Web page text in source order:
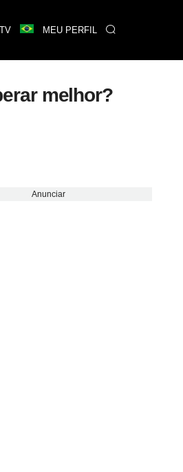
MEU PERFIL
melhor?
Anunciar